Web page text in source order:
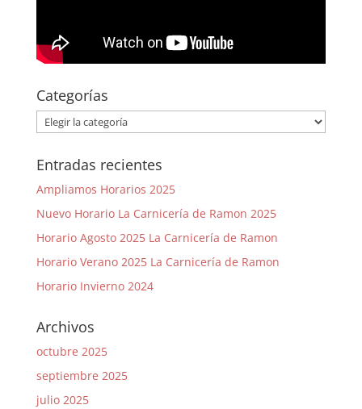
Categorías
Categorías
Entradas recientes
Ampliamos Horarios 2025
Nuevo Horario La Carnicería de Ramon 2025
Horario Agosto 2025 La Carnicería de Ramon
Horario Verano 2025 La Carnicería de Ramon
Horario Invierno 2024
Archivos
octubre 2025
septiembre 2025
julio 2025